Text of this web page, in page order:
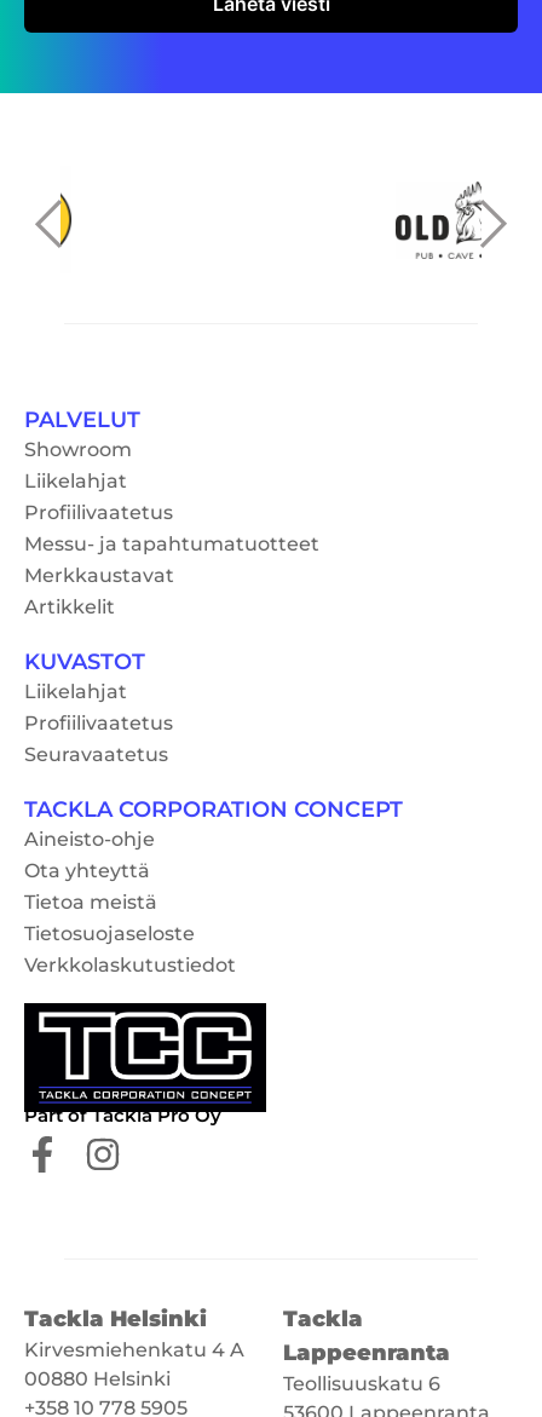
PALVELUT
Showroom
Liikelahjat
Profiilivaatetus
Messu- ja tapahtumatuotteet
Merkkaustavat
Artikkelit
KUVASTOT
Liikelahjat
Profiilivaatetus
Seuravaatetus
TACKLA CORPORATION CONCEPT
Aineisto-ohje
Ota yhteyttä
Tietoa meistä
Tietosuojaseloste
Verkkolaskutustiedot
Part of Tackla Pro Oy
Tackla Helsinki
Kirvesmiehenkatu 4 A
00880 Helsinki
+358 10 778 5905
Tackla
Lappeenranta
Teollisuuskatu 6